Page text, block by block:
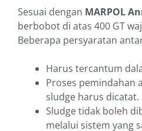
Sesuai dengan MARPOL
berbobot di atas 400 GT
Beberapa persyaratan
Harus tercantum
Proses pemindahan
sludge harus dicatat.
Sludge tidak boleh
melalui sistem yang